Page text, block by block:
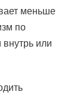
меньше
по
или